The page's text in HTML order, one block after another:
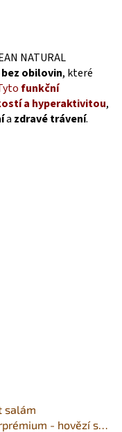
NATURAL
obilovin, které
funkční
a hyperaktivitou,
a zdravé trávení.
salám
- hovězí s